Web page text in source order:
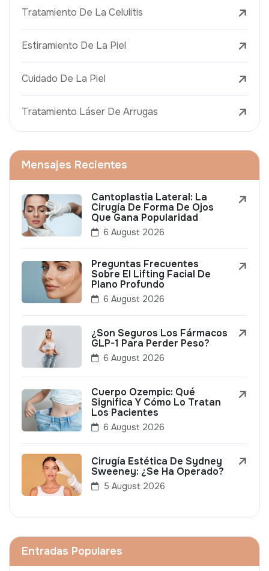
Tratamiento De La Celulitis
Estiramiento De La Piel
Cuidado De La Piel
Tratamiento Láser De Arrugas
Mensajes Recientes
Cantoplastia Lateral: La
Cirugía De Forma De Ojos
Que Gana Popularidad
6 August 2026
Preguntas Frecuentes
Sobre El Lifting Facial De
Plano Profundo
6 August 2026
¿Son Seguros Los Fármacos
GLP-1 Para Perder Peso?
6 August 2026
Cuerpo Ozempic: Qué
Significa Y Cómo Lo Tratan
Los Pacientes
6 August 2026
Cirugía Estética De Sydney
Sweeney: ¿Se Ha Operado?
5 August 2026
Entradas Populares